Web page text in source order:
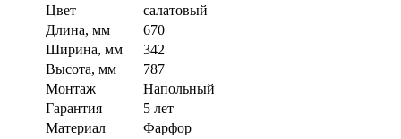
Цвет
салатовый
Длина, мм
670
Ширина, мм
342
Высота, мм
787
Монтаж
Напольный
Гарантия
5 лет
Материал
Фарфор